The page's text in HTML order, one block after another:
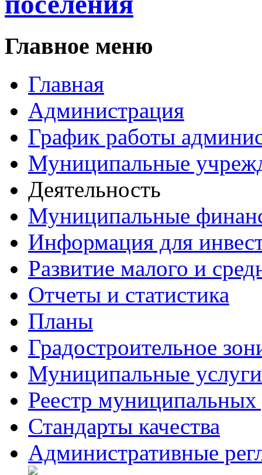
Главное меню
Главная
Администрация
График работы
Муниципальные
Деятельность
Муниципальные
Информация для
Развитие малого и
Отчеты и статистика
Планы
Градостроительное
Муниципальные услуги
Реестр муниципальных
Стандарты качества
Административные